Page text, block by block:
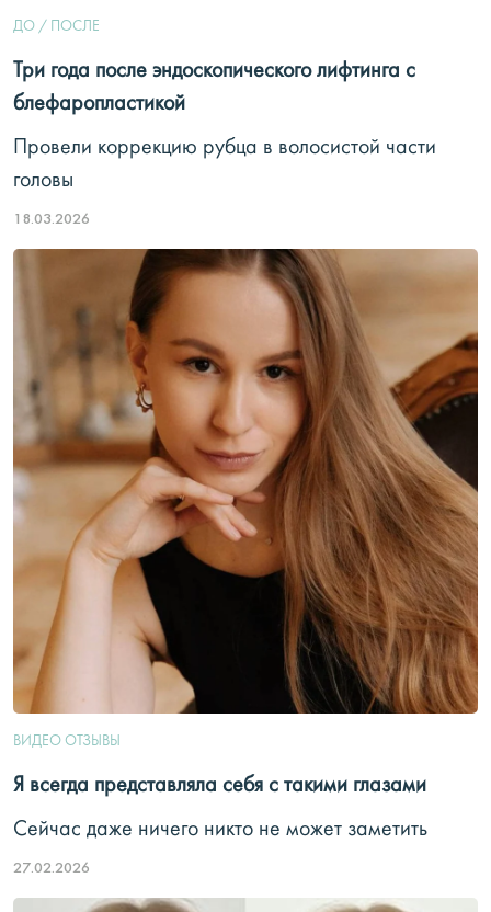
ДО / ПОСЛЕ
Три года после эндоскопического лифтинга с
блефаропластикой
Провели коррекцию рубца в волосистой части
головы
18.03.2026
ВИДЕО ОТЗЫВЫ
Я всегда представляла себя с такими глазами
Сейчас даже ничего никто не может заметить
27.02.2026